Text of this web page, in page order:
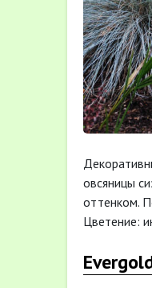
овсяницы
оттенком.
Цветение: